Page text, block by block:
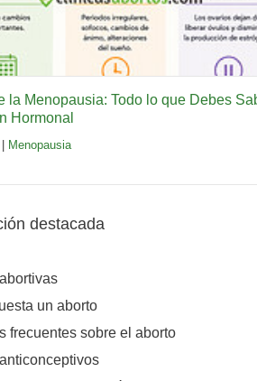
la Menopausia: Todo lo que Debes
Hormonal
Menopausia
destacada
un aborto
frecuentes sobre el aborto